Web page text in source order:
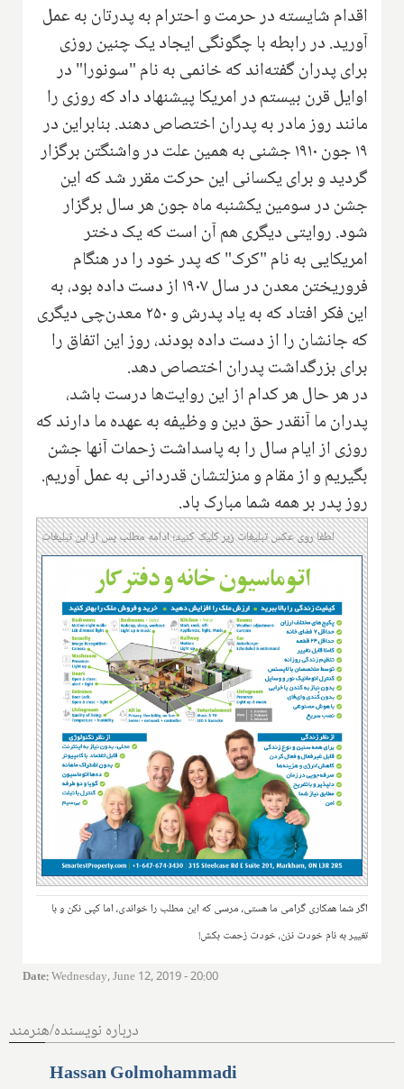
اقدام شایسته در حرمت و احترام به پدرتان به عمل
آورید. در رابطه با چگونگی ایجاد یک چنین روزی
برای پدران گفته‌اند که خانمی به نام "سونورا" در
اوایل قرن بیستم در امریکا پیشنهاد داد که روزی را
مانند روز مادر به پدران اختصاص دهند. بنابراین در
۱۹ جون ۱۹۱۰ جشنی به همین علت در واشنگتن برگزار
گردید و برای یکسانی این حرکت مقرر شد که این
جشن در سومین یکشنبه ماه جون هر سال برگزار
شود. روایتی دیگری هم آن است که یک دختر
امریکایی به نام "کرک" که پدر خود را در هنگام
فروریختن معدن در سال ۱۹۰۷ از دست داده بود، به
این فکر افتاد که به یاد پدرش و ۲۵۰ معدن‌چی دیگری
که جانشان را از دست داده بودند، روز این اتفاق را
برای بزرگداشت پدران اختصاص دهد.
در هر حال هر کدام از این روایت‌ها درست باشد،
پدران ما آنقدر حق دین و وظیفه به عهده ما دارند که
روزی از ایام سال را به پاسداشت زحمات آنها جشن
بگیریم و از مقام و منزلتشان قدردانی به عمل آوریم.
روز پدر بر همه شما مبارک باد.
لطفا روی عکس تبلیغات زیر کلیک کنید؛ ادامه مطلب پس از این تبلیغات
اگر شما همکاری گرامی ما هستی، مرسی که این مطلب را خواندی، اما کپی نکن و با
تغییر به نام خودت نزن، خودت زحمت بکش!
Date:Wednesday, June 12, 2019 - 20:00
درباره نویسنده/هنرمند
Hassan Golmohammadi